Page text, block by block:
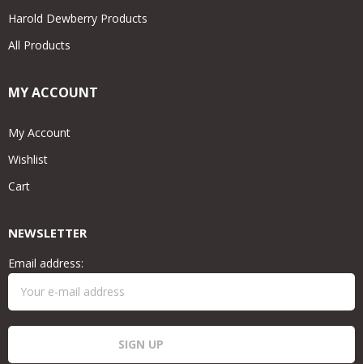
Harold Dewberry Products
All Products
MY ACCOUNT
My Account
Wishlist
Cart
NEWSLETTER
Email address: